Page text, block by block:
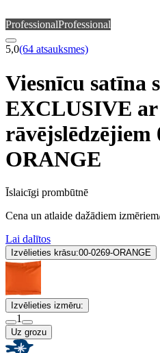
ProfessionalProfessional
5,0(64 atsauksmes)
Viesnīcu satīna
EXCLUSIVE ar
rāvējslēdzējiem
ORANGE
Īslaicīgi prombūtnē
Cena un atlaide dažādiem
Lai dalītos
Izvēlieties krāsu:00-0269-ORANGE
Izvēlieties izmēru:
1
Uz grozu